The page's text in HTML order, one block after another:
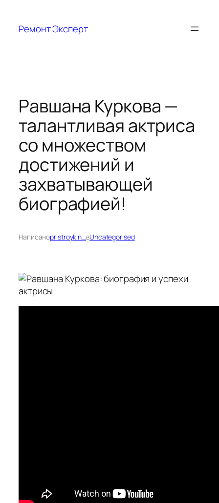
содержимому
Ремонт Эксперт
Равшана Куркова —
талантливая актриса
со множеством
достижений и
захватывающей
биографией!
Написаноpristroykin_ вUncategorised